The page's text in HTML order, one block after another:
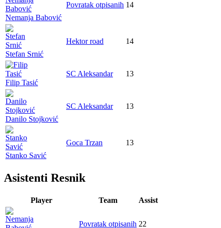
Nemanja Babović
Povratak otpisanih 14
Stefan Srnić
Hektor road 14
Filip Tasić
SC Aleksandar 13
Danilo Stojković
SC Aleksandar 13
Stanko Savić
Goca Trzan 13
Asistenti Resnik
Player Team Assist
Povratak otpisanih 22